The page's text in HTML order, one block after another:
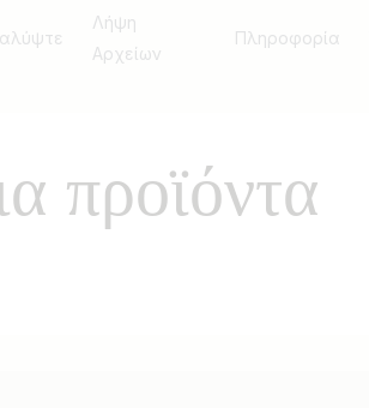
Λήψη
Αρχείων
Πληροφορία
προϊόντα